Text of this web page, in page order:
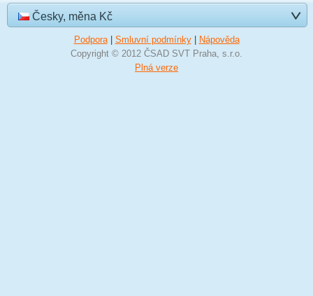
Česky, měna Kč
Podpora| Smluvní podmínky|
Nápověda
Copyright © 2012 ČSAD SVT Praha, s.r.o.
Plná verze